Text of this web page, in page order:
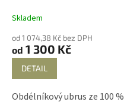
Skladem
od 1 074,38 Kč bez DPH
od 1 300 Kč
DETAIL
Obdélníkový ubrus ze 100 %